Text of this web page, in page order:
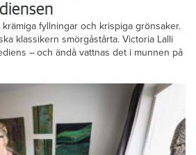
fyllningar och krispiga grönsaker.
klassikern smörgåstårta. Victoria Lalli
– och ändå vattnas det i munnen på